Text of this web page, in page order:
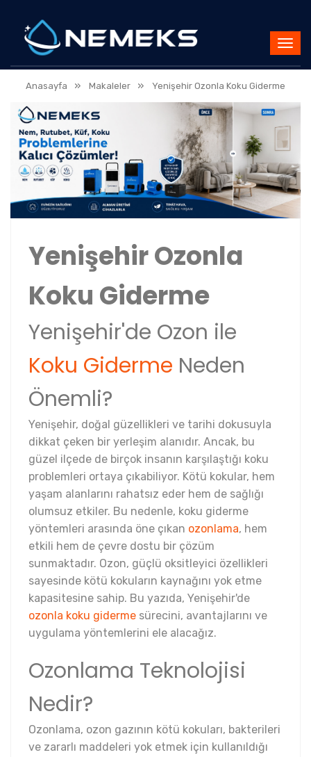
Anasayfa » Makaleler » Yenişehir Ozonla Koku Giderme
Yenişehir Ozonla
Koku Giderme
Yenişehir'de Ozon ile
Koku Giderme Neden
Önemli?
Yenişehir, doğal güzellikleri ve tarihi dokusuyla
dikkat çeken bir yerleşim alanıdır. Ancak, bu
güzel ilçede de birçok insanın karşılaştığı koku
problemleri ortaya çıkabiliyor. Kötü kokular, hem
yaşam alanlarını rahatsız eder hem de sağlığı
olumsuz etkiler. Bu nedenle, koku giderme
yöntemleri arasında öne çıkan ozonlama, hem
etkili hem de çevre dostu bir çözüm
sunmaktadır. Ozon, güçlü oksitleyici özellikleri
sayesinde kötü kokuların kaynağını yok etme
kapasitesine sahip. Bu yazıda, Yenişehir'de
ozonla koku giderme sürecini, avantajlarını ve
uygulama yöntemlerini ele alacağız.
Ozonlama Teknolojisi
Nedir?
Ozonlama, ozon gazının kötü kokuları, bakterileri
ve zararlı maddeleri yok etmek için kullanıldığı